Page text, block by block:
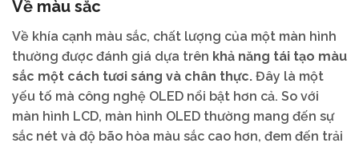
Về màu sắc
Về khía cạnh màu sắc, chất lượng của một màn hình
thường được đánh giá dựa trên khả năng tái tạo màu
sắc một cách tươi sáng và chân thực. Đây là một
yếu tố mà công nghệ OLED nổi bật hơn cả. So với
màn hình LCD, màn hình OLED thường mang đến sự
sắc nét và độ bão hòa màu sắc cao hơn, đem đến trải